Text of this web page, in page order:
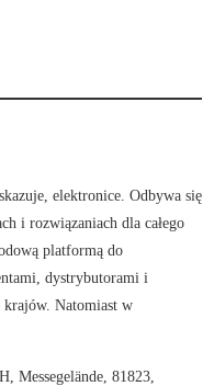
elektronice. Odbywa się
i rozwiązaniach dla całego
platformą do
dystrybutorami i
krajów. Natomiast w
Messegelände, 81823,